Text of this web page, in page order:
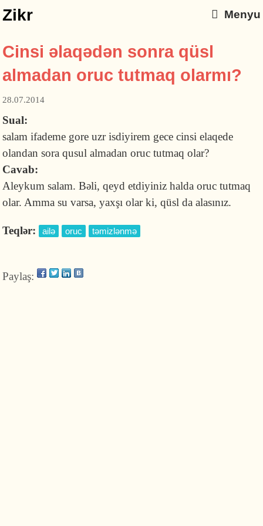
Zikr Menyu
Cinsi əlaqədən sonra qüsl
almadan oruc tutmaq olarmı?
28.07.2014
Sual:
salam ifademe gore uzr isdiyirem gece cinsi elaqede
olandan sora qusul almadan oruc tutmaq olar?
Cavab:
Aleykum salam. Bəli, qeyd etdiyiniz halda oruc tutmaq
olar. Amma su varsa, yaxşı olar ki, qüsl da alasınız.
Teqlər: ailə oruc təmizlənmə
Paylaş: